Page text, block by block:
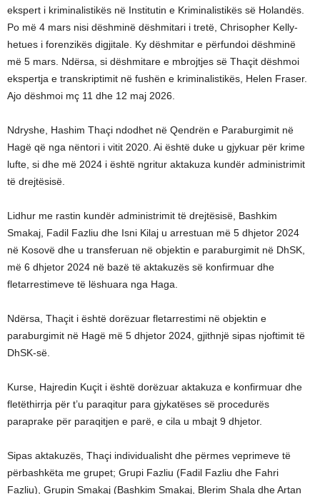
ekspert i kriminalistikës në Institutin e Kriminalistikës së Holandës.
Po më 4 mars nisi dëshminë dëshmitari i tretë, Chrisopher Kelly-
hetues i forenzikës digjitale. Ky dëshmitar e përfundoi dëshminë
më 5 mars. Ndërsa, si dëshmitare e mbrojtjes së Thaçit dëshmoi
ekspertja e transkriptimit në fushën e kriminalistikës, Helen Fraser.
Ajo dëshmoi mç 11 dhe 12 maj 2026.
Ndryshe, Hashim Thaçi ndodhet në Qendrën e Paraburgimit në
Hagë që nga nëntori i vitit 2020. Ai është duke u gjykuar për krime
lufte, si dhe më 2024 i është ngritur aktakuza kundër administrimit
të drejtësisë.
Lidhur me rastin kundër administrimit të drejtësisë, Bashkim
Smakaj, Fadil Fazliu dhe Isni Kilaj u arrestuan më 5 dhjetor 2024
në Kosovë dhe u transferuan në objektin e paraburgimit në DhSK,
më 6 dhjetor 2024 në bazë të aktakuzës së konfirmuar dhe
fletarrestimeve të lëshuara nga Haga.
Ndërsa, Thaçit i është dorëzuar fletarrestimi në objektin e
paraburgimit në Hagë më 5 dhjetor 2024, gjithnjë sipas njoftimit të
DhSK-së.
Kurse, Hajredin Kuçit i është dorëzuar aktakuza e konfirmuar dhe
fletëthirrja për t’u paraqitur para gjykatëses së procedurës
paraprake për paraqitjen e parë, e cila u mbajt 9 dhjetor.
Sipas aktakuzës, Thaçi individualisht dhe përmes veprimeve të
përbashkëta me grupet; Grupi Fazliu (Fadil Fazliu dhe Fahri
Fazliu), Grupin Smakaj (Bashkim Smakaj, Blerim Shala dhe Artan